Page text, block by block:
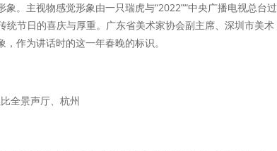
。主视物感觉形象由一只瑞虎与“2022”“中央广播电视总台过
节日的喜庆与厚重。广东省美术家协会副主席、深圳市美术
作为讲话时的这一年春晚的标识。
全景声厅、杭州